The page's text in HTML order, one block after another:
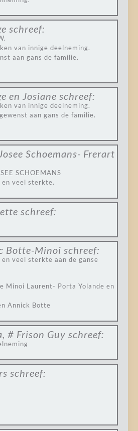
schreef:
van innige deelneming.
aan gans de familie.
en Josiane schreef:
van innige deelneming.
aan gans de familie.
Schoemans- Frerart
SCHOEMANS
en veel sterkte.
schreef:
Botte-Minoi schreef:
veel sterkte aan de ganse
Minoi Laurent- Porta Yolande en
Annick Botte
# Frison Guy schreef:
schreef: